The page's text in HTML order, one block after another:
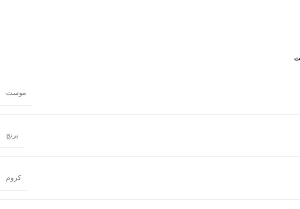
موست
برنج
کروم